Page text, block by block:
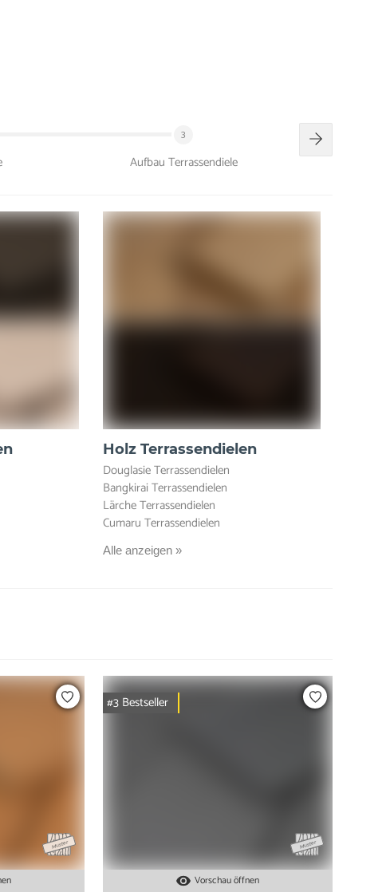
3
Aufbau Terrassendiele
Holz Terrassendielen
Douglasie Terrassendielen
Bangkirai Terrassendielen
Lärche Terrassendielen
Cumaru Terrassendielen
Alle anzeigen »
#3 Bestseller
Vorschau öffnen